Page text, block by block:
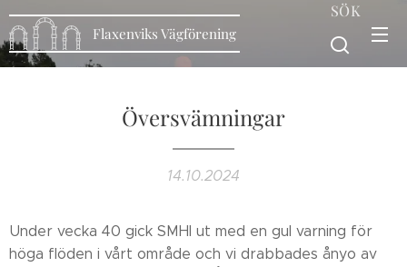
Flaxenviks Vägförening
SÖK
Översvämningar
14.10.2024
Under vecka 40 gick SMHI ut med en gul varning för
höga flöden i vårt område och vi drabbades ånyo av